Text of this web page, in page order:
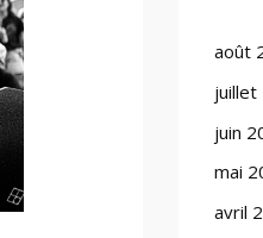
août
juillet
juin
mai
avril